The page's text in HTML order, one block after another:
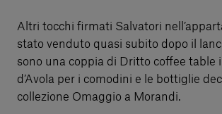
Altri tocchi firmati Salvatori
stato venduto quasi subito dopo il
sono una coppia di Dritto coffee table
d’Avola per i comodini e le bottiglie
collezione Omaggio a Morandi.